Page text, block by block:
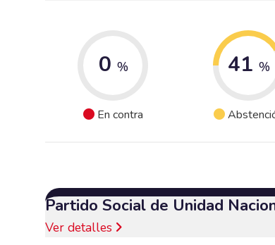
0 %
En contra
41 %
Partido Social de Unidad
Ver detalles